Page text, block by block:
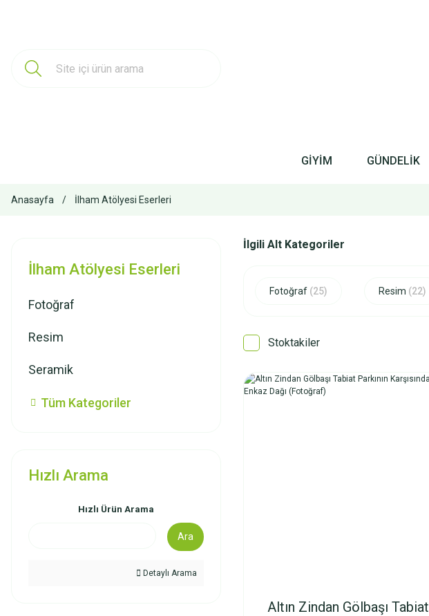
GİYİM GÜNDELİK
Anasayfa İlham Atölyesi Eserleri
İlham Atölyesi Eserleri
Fotoğraf
Resim
Seramik
Tüm Kategoriler
Hızlı Arama
Hızlı Ürün Arama
Ara
Detaylı Arama
İlgili Alt Kategoriler
Fotoğraf (25) Resim (22)
Stoktakiler
Altın Zindan Gölbaşı Tabiat